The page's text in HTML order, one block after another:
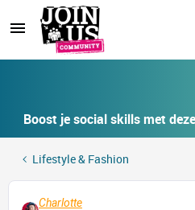
Boost je social skills met
Lifestyle & Fashion
Charlotte